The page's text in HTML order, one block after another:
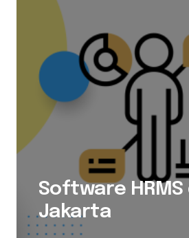
Software HRMS
Jakarta